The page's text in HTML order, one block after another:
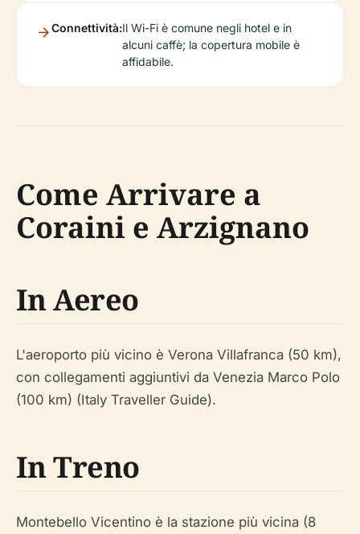
Connettività:Il Wi-Fi è comune negli hotel e in
alcuni caffè; la copertura mobile è
affidabile.
Come Arrivare a
Coraini e Arzignano
In Aereo
L'aeroporto più vicino è Verona Villafranca (50 km),
con collegamenti aggiuntivi da Venezia Marco Polo
(100 km) (Italy Traveller Guide).
In Treno
Montebello Vicentino è la stazione più vicina (8